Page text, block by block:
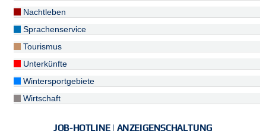
Nachtleben
Sprachenservice
Tourismus
Unterkünfte
Wintersportgebiete
Wirtschaft
JOB-HOTLINE | ANZEIGENSCHALTUNG